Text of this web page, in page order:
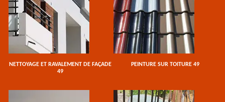
NETTOYAGE ET RAVALEMENT DE FAÇADE
49
PEINTURE SUR TOITURE 49